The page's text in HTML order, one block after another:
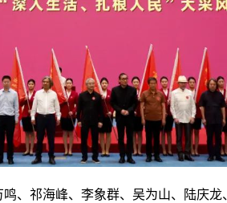
、祁海峰、李象群、吴为山、陆庆